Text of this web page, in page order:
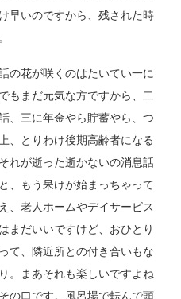
早いのですから、残された時
の花が咲くのはたいてい一に
もまだ元気な方ですから、二
、三に年金やら貯蓄やら、つ
、とりわけ後期高齢者になる
れが逝った逝かないの消息話
、もう呆けが始まっちゃって
、老人ホームやデイサービス
まだいいですけど、おひとり
て、隣近所との付き合いもな
。まあそれも楽しいですよね
の口です。風呂場で転んで頭